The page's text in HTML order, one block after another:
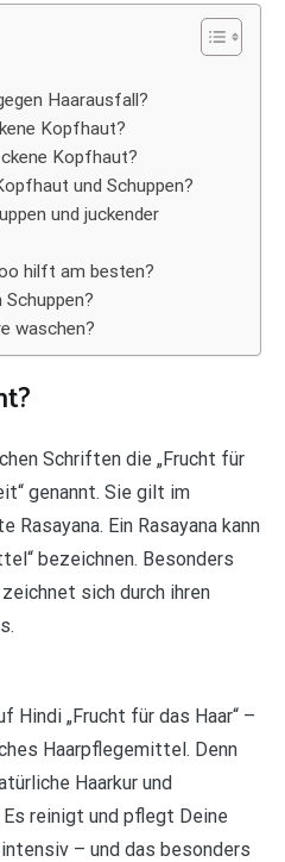
Haarausfall?
Kopfhaut?
Kopfhaut?
und Schuppen?
und juckender
hilft am besten?
waschen?
Schriften die „Frucht für
genannt. Sie gilt im
Ein Rasayana kann
bezeichnen. Besonders
sich durch ihren
Hindi „Frucht für das Haar“ –
Haarpflegemittel. Denn
Haarkur und
reinigt und pflegt Deine
– und das besonders